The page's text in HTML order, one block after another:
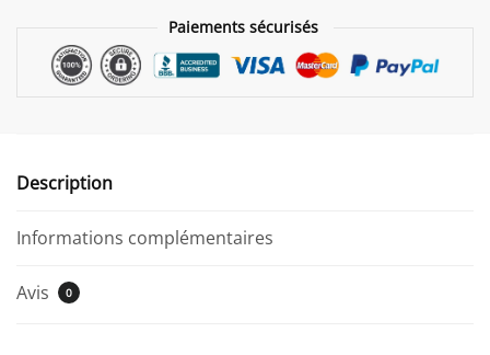
Paiements sécurisés
Description
Informations complémentaires
Avis 0